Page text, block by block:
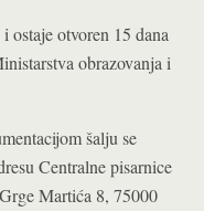
otvoren 15 dana
obrazovanja i
šalju se
Centralne pisarnice
Martića 8, 75000